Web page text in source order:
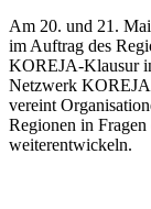
Am 20. und 21.
im Auftrag des
KOREJA-Klausur
Netzwerk KOREJA
vereint
Regionen in
weiterentwickeln.